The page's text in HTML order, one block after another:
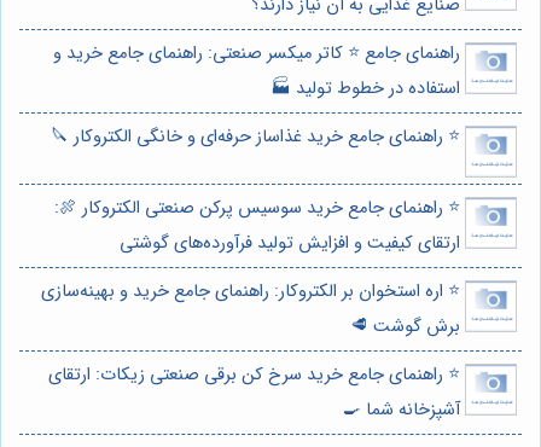
راهنمای جامع ⭐️ کاتر میکسر صنعتی: راهنمای جامع خرید و
استفاده در خطوط تولید 🏭
⭐️ راهنمای جامع خرید غذاساز حرفه‌ای و خانگی الکتروکار 🔪
⭐️ راهنمای جامع خرید سوسیس پرکن صنعتی الکتروکار 🍖:
ارتقای کیفیت و افزایش تولید فرآورده‌های گوشتی
⭐️ اره استخوان بر الکتروکار: راهنمای جامع خرید و بهینه‌سازی
برش گوشت 🥩
⭐️ راهنمای جامع خرید سرخ کن برقی صنعتی زیکات: ارتقای
آشپزخانه شما 🍳